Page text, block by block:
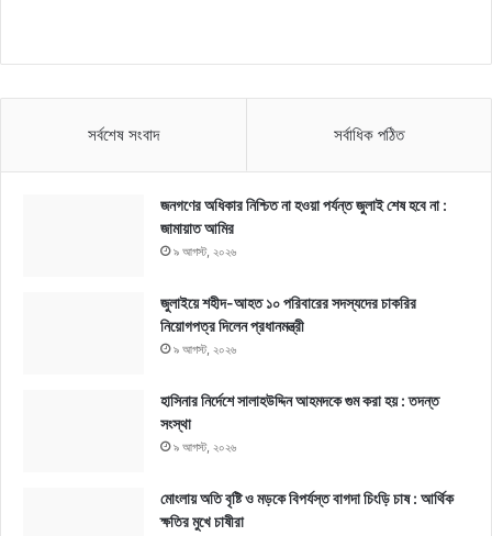
সর্বশেষ সংবাদ সর্বাধিক পঠিত
জনগণের অধিকার নিশ্চিত না হওয়া পর্যন্ত জুলাই শেষ হবে না :
জামায়াত আমির
৯ আগস্ট, ২০২৬
জুলাইয়ে শহীদ-আহত ১০ পরিবারের সদস্যদের চাকরির
নিয়োগপত্র দিলেন প্রধানমন্ত্রী
৯ আগস্ট, ২০২৬
হাসিনার নির্দেশে সালাহউদ্দিন আহমদকে গুম করা হয় : তদন্ত
সংস্থা
৯ আগস্ট, ২০২৬
মোংলায় অতি বৃষ্টি ও মড়কে বিপর্যস্ত বাগদা চিংড়ি চাষ : আর্থিক
ক্ষতির মুখে চাষীরা